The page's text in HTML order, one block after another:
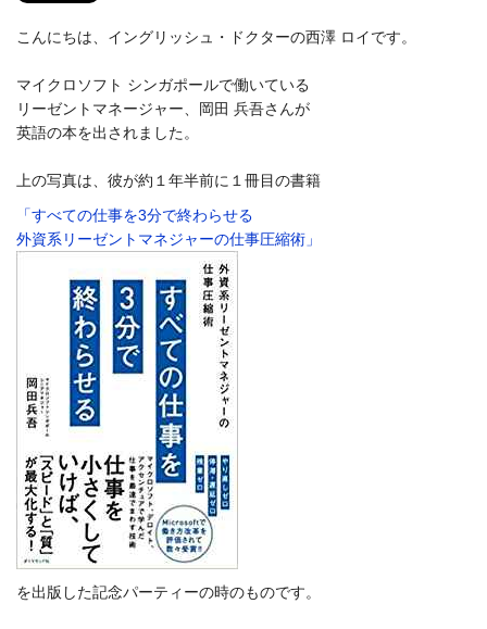
こんにちは、イングリッシュ・ドクターの西澤 ロイです。
マイクロソフト シンガポールで働いている
リーゼントマネージャー、岡田 兵吾さんが
英語の本を出されました。
上の写真は、彼が約１年半前に１冊目の書籍
「すべての仕事を3分で終わらせる
外資系リーゼントマネジャーの仕事圧縮術」
を出版した記念パーティーの時のものです。